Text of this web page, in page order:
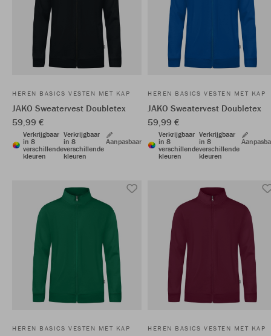
HEREN BASICS VESTEN MET KAP
JAKO Sweatervest Doubletex
59,99 €
Verkrijgbaar
in 8
verschillende
kleuren
Verkrijgbaar
in 8
verschillende
kleuren
Aanpasbaar
HEREN BASICS VESTEN MET KAP
JAKO Sweatervest Doubletex
59,99 €
Verkrijgbaar
in 8
verschillende
kleuren
Verkrijgbaar
in 8
verschillende
kleuren
HEREN BASICS VESTEN MET KAP HEREN BASICS VESTEN MET KAP